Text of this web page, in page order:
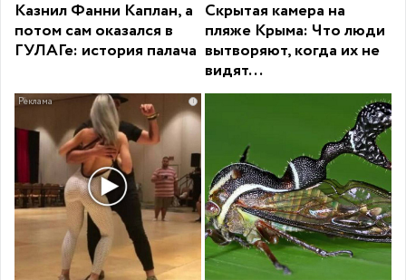
Казнил Фанни Каплан, а
потом сам оказался в
ГУЛАГе: история палача
Скрытая камера на
пляже Крыма: Что люди
вытворяют, когда их не
видят...
i